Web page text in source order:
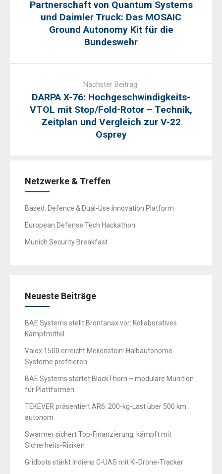
Partnerschaft von Quantum Systems
und Daimler Truck: Das MOSAIC
Ground Autonomy Kit für die
Bundeswehr
Nächster Beitrag:
DARPA X-76: Hochgeschwindigkeits-
VTOL mit Stop/Fold-Rotor – Technik,
Zeitplan und Vergleich zur V-22
Osprey
Netzwerke & Treffen
Based: Defence & Dual-Use Innovation Platform
European Defense Tech Hackathon
Munich Security Breakfast
Neueste Beiträge
BAE Systems stellt Brontanax vor: Kollaboratives
Kampfmittel
Valox 1500 erreicht Meilenstein: Halbautonome
Systeme profitieren
BAE Systems startet BlackThorn – modulare Munition
für Plattformen
TEKEVER präsentiert AR6: 200-kg-Last über 500 km
autonom
Swarmer sichert Top-Finanzierung, kämpft mit
Sicherheits-Risiken
Gridbots stärkt Indiens C-UAS mit KI-Drone-Tracker